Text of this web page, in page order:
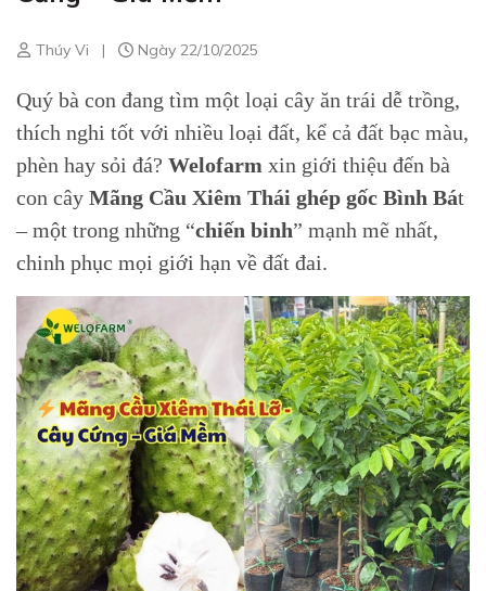
Thúy Vi | Ngày 22/10/2025
Quý bà con đang tìm một loại cây ăn trái dễ trồng,
thích nghi tốt với nhiều loại đất, kể cả đất bạc màu,
phèn hay sỏi đá? Welofarm xin giới thiệu đến bà
con cây Mãng Cầu Xiêm Thái ghép gốc Bình Bát
– một trong những “chiến binh” mạnh mẽ nhất,
chinh phục mọi giới hạn về đất đai.